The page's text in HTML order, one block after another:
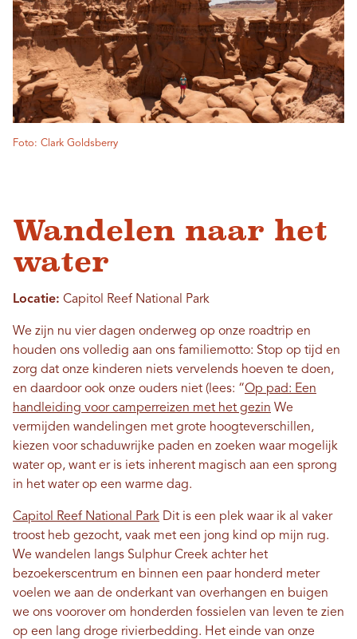
Foto: Clark Goldsberry
Wandelen naar het
water
Locatie: Capitol Reef National Park
We zijn nu vier dagen onderweg op onze roadtrip en
houden ons volledig aan ons familiemotto: Stop op tijd en
zorg dat onze kinderen niets vervelends hoeven te doen,
en daardoor ook onze ouders niet (lees: “Op pad: Een
handleiding voor camperreizen met het gezin We
vermijden wandelingen met grote hoogteverschillen,
kiezen voor schaduwrijke paden en zoeken waar mogelijk
water op, want er is iets inherent magisch aan een sprong
in het water op een warme dag.
Capitol Reef National Park Dit is een plek waar ik al vaker
troost heb gezocht, vaak met een jong kind op mijn rug.
We wandelen langs Sulphur Creek achter het
bezoekerscentrum en binnen een paar honderd meter
voelen we aan de onderkant van overhangen en buigen
we ons voorover om honderden fossielen van leven te zien
op een lang droge rivierbedding. Het einde van onze